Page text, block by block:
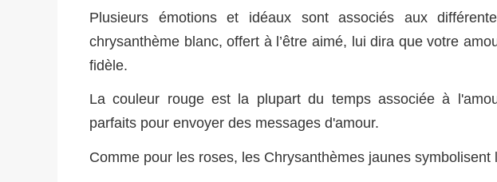
Plusieurs émotions et idéaux sont associés aux
chrysanthème blanc, offert à l’être aimé, lui dira que votre
fidèle.
La couleur rouge est la plupart du temps associée à
parfaits pour envoyer des messages d'amour.
Comme pour les roses, les Chrysanthèmes jaunes symbolisent